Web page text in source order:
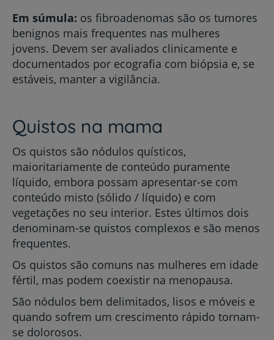
Em súmula: os fibroadenomas são os tumores
benignos mais frequentes nas mulheres
jovens. Devem ser avaliados clinicamente e
documentados por ecografia com biópsia e, se
estáveis, manter a vigilância.
Quistos na mama
Os quistos são nódulos quísticos,
maioritariamente de conteúdo puramente
líquido, embora possam apresentar-se com
conteúdo misto (sólido / líquido) e com
vegetações no seu interior. Estes últimos dois
denominam-se quistos complexos e são menos
frequentes.
Os quistos são comuns nas mulheres em idade
fértil, mas podem coexistir na menopausa.
São nódulos bem delimitados, lisos e móveis e
quando sofrem um crescimento rápido tornam-
se dolorosos.